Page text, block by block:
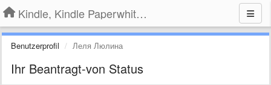
Kindle, Kindle Paperwhite, Kindle Voyage
Benutzerprofil Леля Люлина
Ihr Beantragt-von Status